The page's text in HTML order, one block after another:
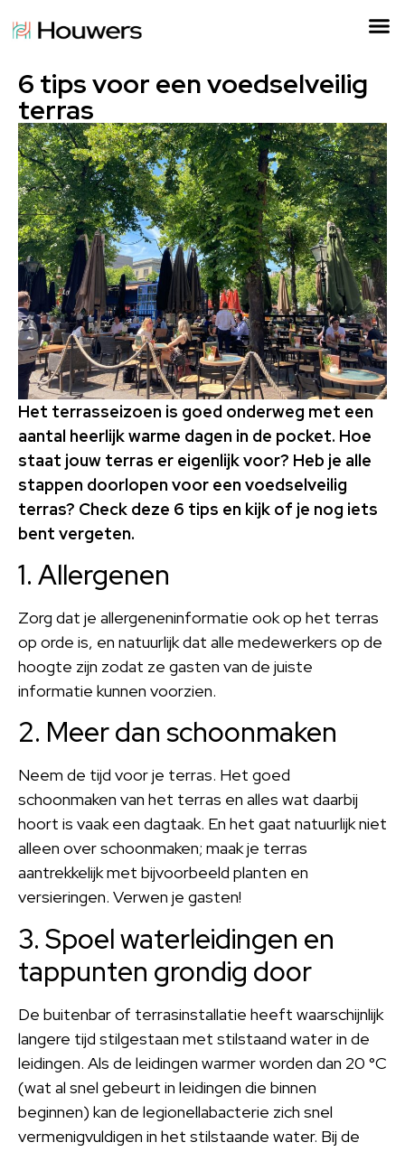
6 tips voor een voedselveilig
terras
Het terrasseizoen is goed onderweg met een
aantal heerlijk warme dagen in de pocket. Hoe
staat jouw terras er eigenlijk voor? Heb je alle
stappen doorlopen voor een voedselveilig
terras? Check deze 6 tips en kijk of je nog iets
bent vergeten.
1. Allergenen
Zorg dat je allergeneninformatie ook op het terras
op orde is, en natuurlijk dat alle medewerkers op de
hoogte zijn zodat ze gasten van de juiste
informatie kunnen voorzien.
2. Meer dan schoonmaken
Neem de tijd voor je terras. Het goed
schoonmaken van het terras en alles wat daarbij
hoort is vaak een dagtaak. En het gaat natuurlijk niet
alleen over schoonmaken; maak je terras
aantrekkelijk met bijvoorbeeld planten en
versieringen. Verwen je gasten!
3. Spoel waterleidingen en
tappunten grondig door
De buitenbar of terrasinstallatie heeft waarschijnlijk
langere tijd stilgestaan met stilstaand water in de
leidingen. Als de leidingen warmer worden dan 20 °C
(wat al snel gebeurt in leidingen die binnen
beginnen) kan de legionellabacterie zich snel
vermenigvuldigen in het stilstaande water. Bij de